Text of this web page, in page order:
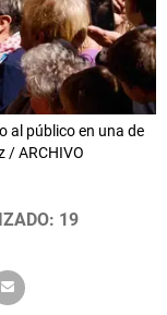
al público en una de
/ ARCHIVO
19